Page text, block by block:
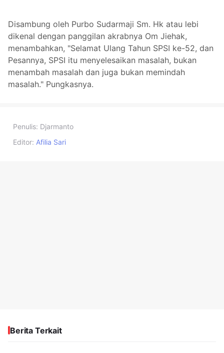
Disambung oleh Purbo Sudarmaji Sm. Hk atau lebi
dikenal dengan panggilan akrabnya Om Jiehak,
menambahkan, "Selamat Ulang Tahun SPSI ke-52, dan
Pesannya, SPSI itu menyelesaikan masalah, bukan
menambah masalah dan juga bukan memindah
masalah." Pungkasnya.
Penulis: Djarmanto
Editor: Afilia Sari
Berita Terkait